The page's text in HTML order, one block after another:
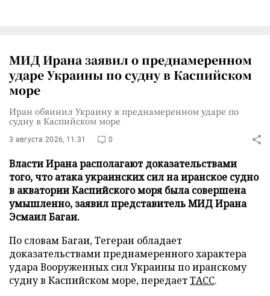
МИД Ирана заявил о преднамеренном
ударе Украины по судну в Каспийском
море
Иран обвинил Украину в преднамеренном ударе по
судну в Каспийском море
3 августа 2026, 11:31 0
Власти Ирана располагают доказательствами
того, что атака украинских сил на иранское судно
в акватории Каспийского моря была совершена
умышленно, заявил представитель МИД Ирана
Эсмаил Багаи.
По словам Багаи, Тегеран обладает
доказательствами преднамеренного характера
удара Вооруженных сил Украины по иранскому
судну в Каспийском море, передаетТАСС.